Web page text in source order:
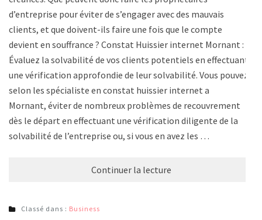
d’entreprise pour éviter de s’engager avec des mauvais
clients, et que doivent-ils faire une fois que le compte
devient en souffrance ? Constat Huissier internet Mornant :
Évaluez la solvabilité de vos clients potentiels en effectuant
une vérification approfondie de leur solvabilité. Vous pouvez
selon les spécialiste en constat huissier internet a
Mornant, éviter de nombreux problèmes de recouvrement
dès le départ en effectuant une vérification diligente de la
solvabilité de l’entreprise ou, si vous en avez les …
Continuer la lecture
Classé dans : Business